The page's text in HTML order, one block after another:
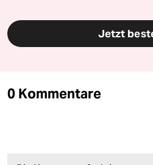
Jetzt
0 Kommentare